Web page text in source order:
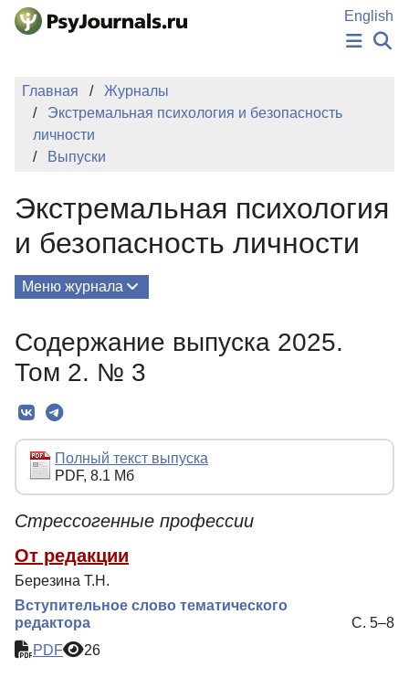
Перейти к основному содержанию
English
НОВОСТИ
Регистрация
Вход
Главная
Журналы
Экстремальная психология и безопасность
личности
Выпуски
Экстремальная психология
и безопасность личности
Меню журнала
О Журнале
Редколлегия
Редакционная политика
Индексирование
Для авторов
Рубрики
Контакты
Содержание выпуска 2025.
Том 2. № 3
Полный текст выпуска
PDF, 8.1 Мб
Стрессогенные профессии
От редакции
Березина Т.Н.
Вступительное слово тематического
редактора
С. 5–8
PDF
26